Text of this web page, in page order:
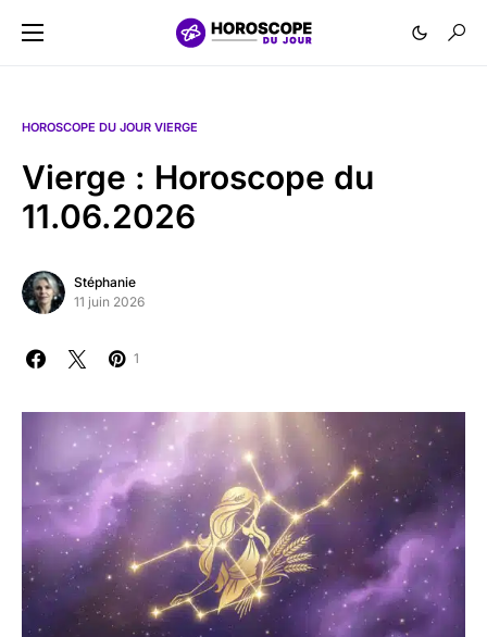
HOROSCOPE DU JOUR VIERGE
Vierge : Horoscope du
11.06.2026
Stéphanie
11 juin 2026
1